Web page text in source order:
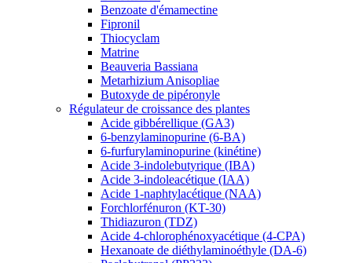
Benzoate d'émamectine
Fipronil
Thiocyclam
Matrine
Beauveria Bassiana
Metarhizium Anisopliae
Butoxyde de pipéronyle
Régulateur de croissance des plantes
Acide gibbérellique (GA3)
6-benzylaminopurine (6-BA)
6-furfurylaminopurine (kinétine)
Acide 3-indolebutyrique (IBA)
Acide 3-indoleacétique (IAA)
Acide 1-naphtylacétique (NAA)
Forchlorfénuron (KT-30)
Thidiazuron (TDZ)
Acide 4-chlorophénoxyacétique (4-CPA)
Hexanoate de diéthylaminoéthyle (DA-6)